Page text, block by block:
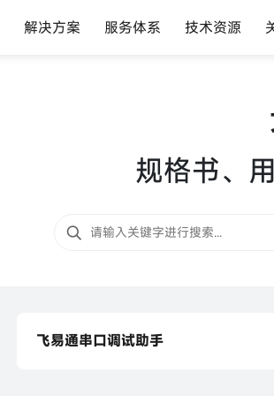
解决方案 服务体系 技术资源
规格书、
飞易通串口调试助手